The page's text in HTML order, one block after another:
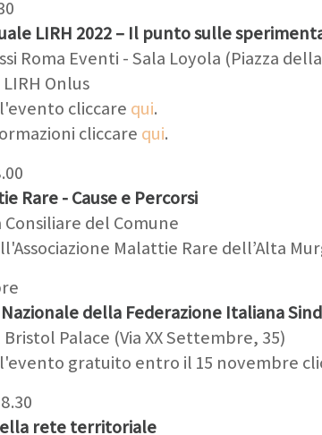
LIRH 2022 – Il punto sulle
Roma Eventi - Sala Loyola (Piazza
Onlus
cliccare qui.
cliccare qui.
Rare - Cause e Percorsi
del Comune
Malattie Rare dell’Alta
Nazionale della Federazione Italiana
Palace (Via XX Settembre, 35)
gratuito entro il 15 novembre
rete territoriale